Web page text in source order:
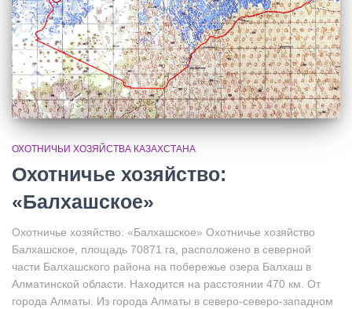
ОХОТНИЧЬИ ХОЗЯЙСТВА КАЗАХСТАНА
Охотничье хозяйство:
«Балхашское»
Охотничье хозяйство: «Балхашское» Охотничье хозяйство
Балхашское, площадь 70871 га, расположено в северной
части Балхашского района на побережье озера Балхаш в
Алматинской области. Находится на расстоянии 470 км. От
города Алматы. Из города Алматы в северо-северо-западном